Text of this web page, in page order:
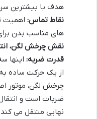
هدف با بیشترین
نقاط تماس: اهمیت
های مناسب بدن برای
نقش چرخش لگن،
قدرت ضربه: اینها
از یک حرکت ساده
چرخش لگن، موتور
ضربات است و
نهایی منتقل می